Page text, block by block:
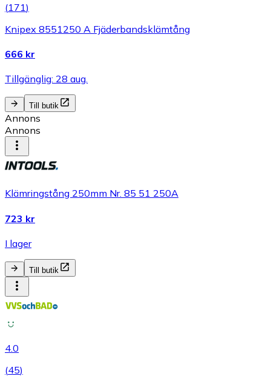
(171)
Knipex 8551250 A Fjäderbandsklämtång
666 kr
Tillgänglig: 28 aug.
Till butik
Annons
Annons
Klämringstång 250mm Nr. 85 51 250A
723 kr
I lager
Till butik
4.0
(45)